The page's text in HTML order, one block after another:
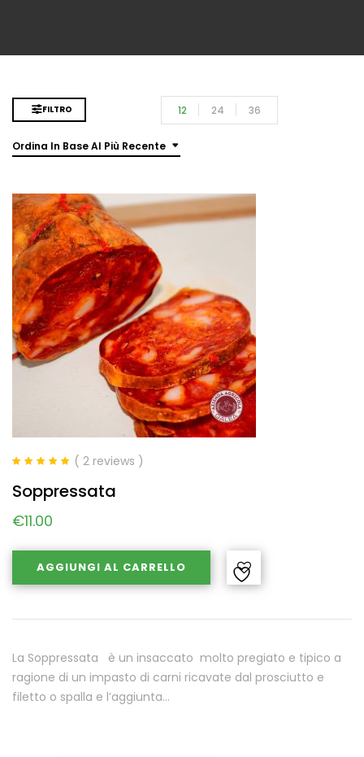
FILTRO
Ordina In Base Al Più Recente
12 24 36
su 5
( 2 reviews )
Soppressata
€11.00
AGGIUNGI AL CARRELLO
La Soppressata è un insaccato molto pregiato e tipico a
ragione di un impasto di carni ricavate dal prosciutto e
filetto o spalla e l’aggiunta…